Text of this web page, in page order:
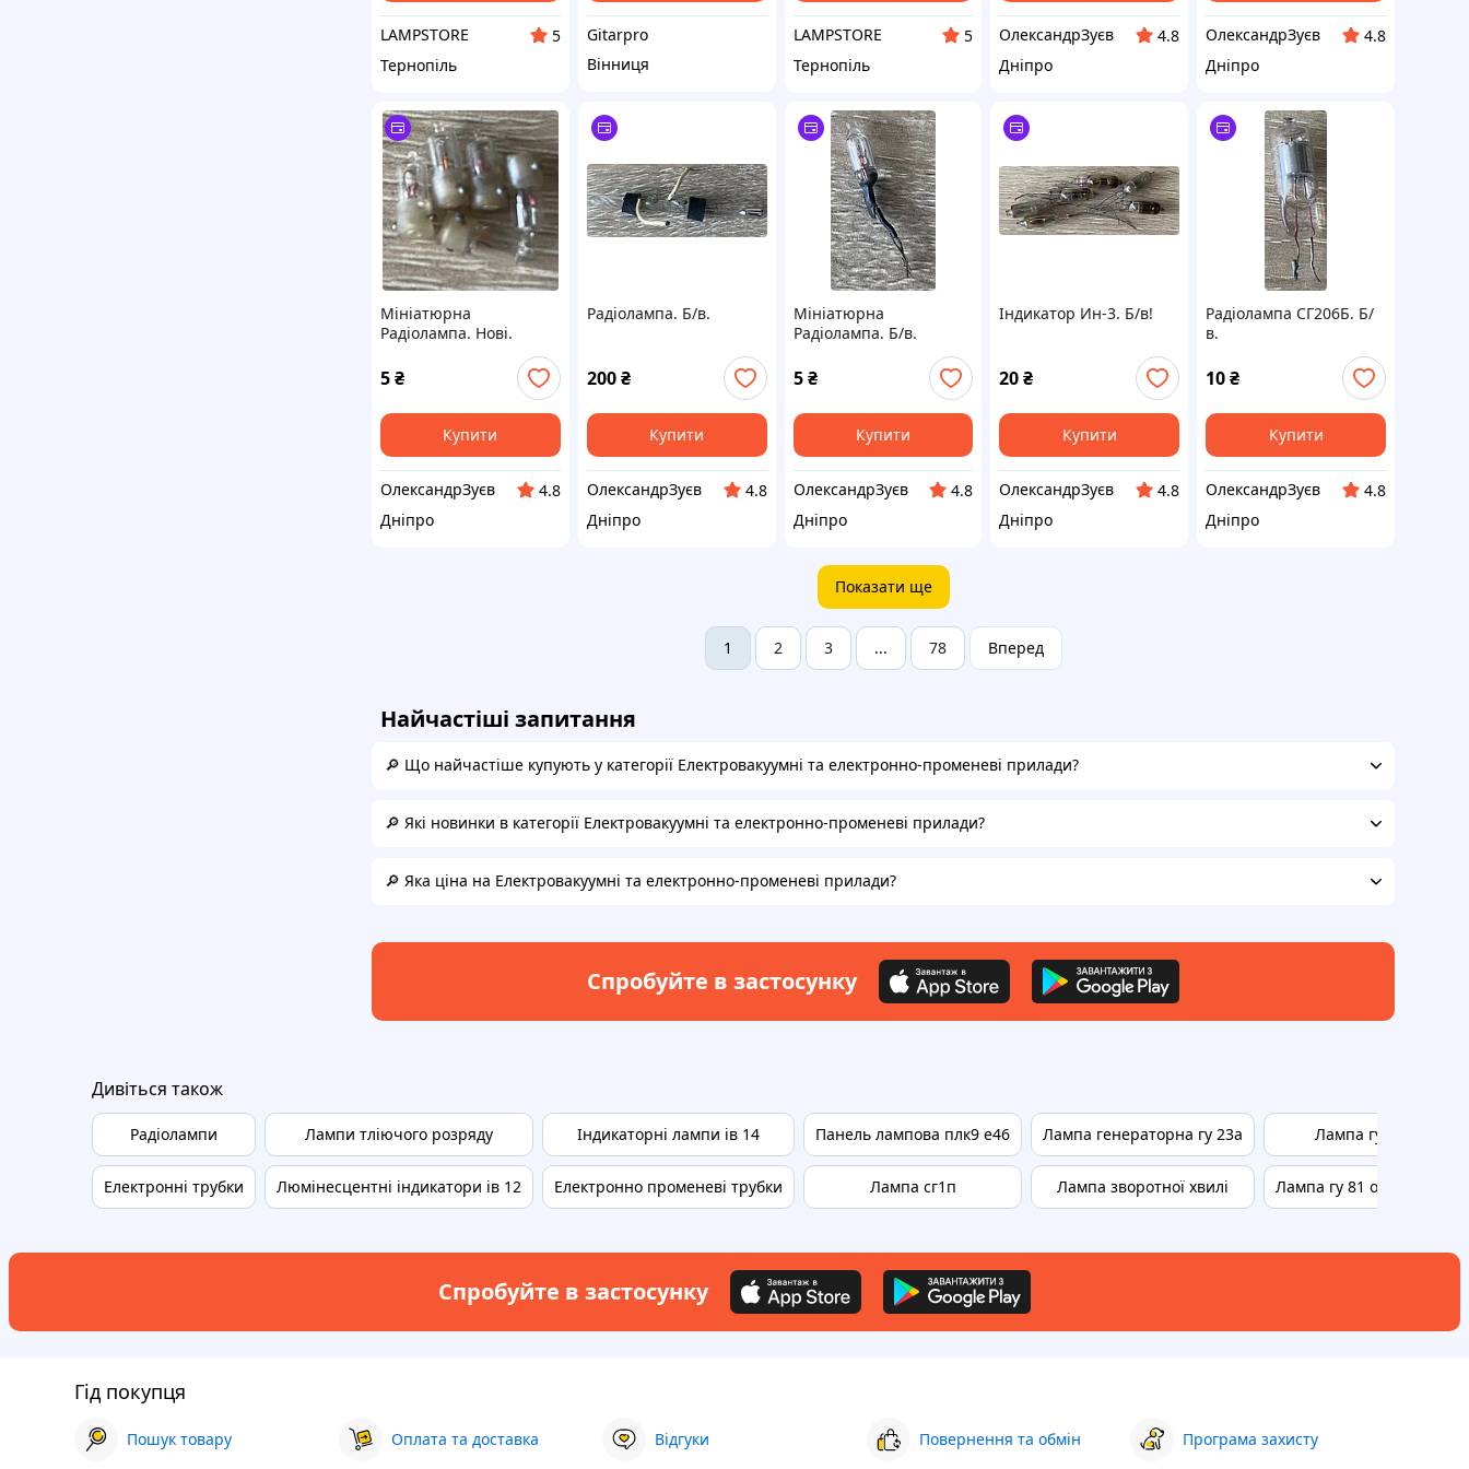
LAMPSTORE
5
Тернопіль
Gitarpro
Вінниця
LAMPSTORE
5
Тернопіль
ОлександрЗуєв
4.8
Дніпро
ОлександрЗуєв
4.8
Дніпро
Мініатюрна
Радіолампа. Нові.
5₴
Купити
ОлександрЗуєв
4.8
Дніпро
Радіолампа. Б/в.
200₴
Купити
ОлександрЗуєв
4.8
Дніпро
Мініатюрна
Радіолампа. Б/в.
5 ₴
Купити
ОлександрЗуєв
4.8
Дніпро
Індикатор Ин-3. Б/в!
20₴
Купити
ОлександрЗуєв
4.8
Дніпро
Радіолампа СГ206Б. Б/
в.
10₴
Купити
ОлександрЗуєв
4.8
Дніпро
Показати ще
1 2 3 ... 78 Вперед
Найчастіші запитання
🔎 Що найчастіше купують у категорії Електровакуумні та електронно-променеві прилади?
🔎 Які новинки в категорії Електровакуумні та електронно-променеві прилади?
🔎 Яка ціна на Електровакуумні та електронно-променеві прилади?
Спробуйте в застосунку
Дивіться також
Радіолампи
Електронні трубки
Лампи тліючого розряду
Люмінесцентні індикатори ів 12
Індикаторні лампи ів 14
Електронно променеві трубки
Панель лампова плк9 е46
Лампа сг1п
Лампа генераторна гу 23а
Лампа зворотної хвилі
Лампа гу 50
Лампа гу 81 опалення
Спробуйте в застосунку
Гід покупця
Пошук товару Оплата та доставка Відгуки Повернення та обмін Програма захисту